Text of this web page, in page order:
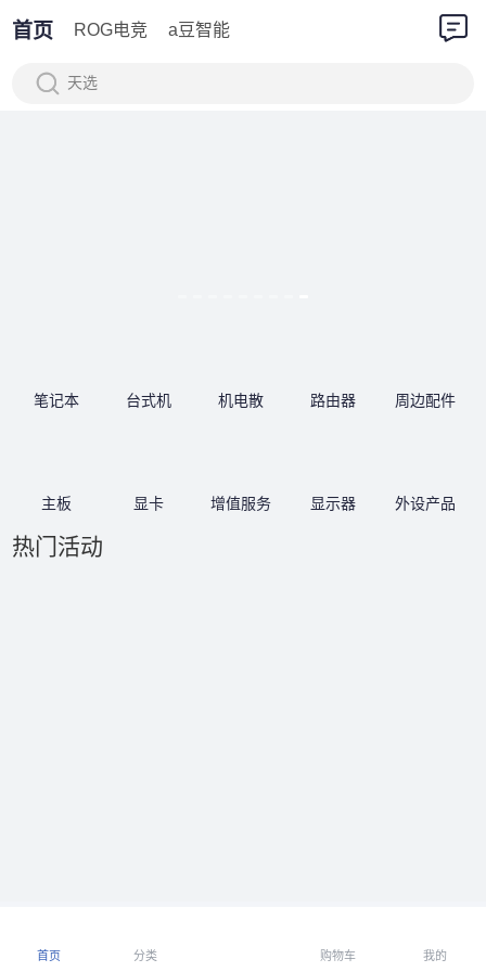
首页 ROG电竞 a豆智能
天选
笔记本
主板
台式机
显卡
机电散
增值服务
路由器
显示器
周边配件
外设产品
热门活动
首页 分类 购物车 我的